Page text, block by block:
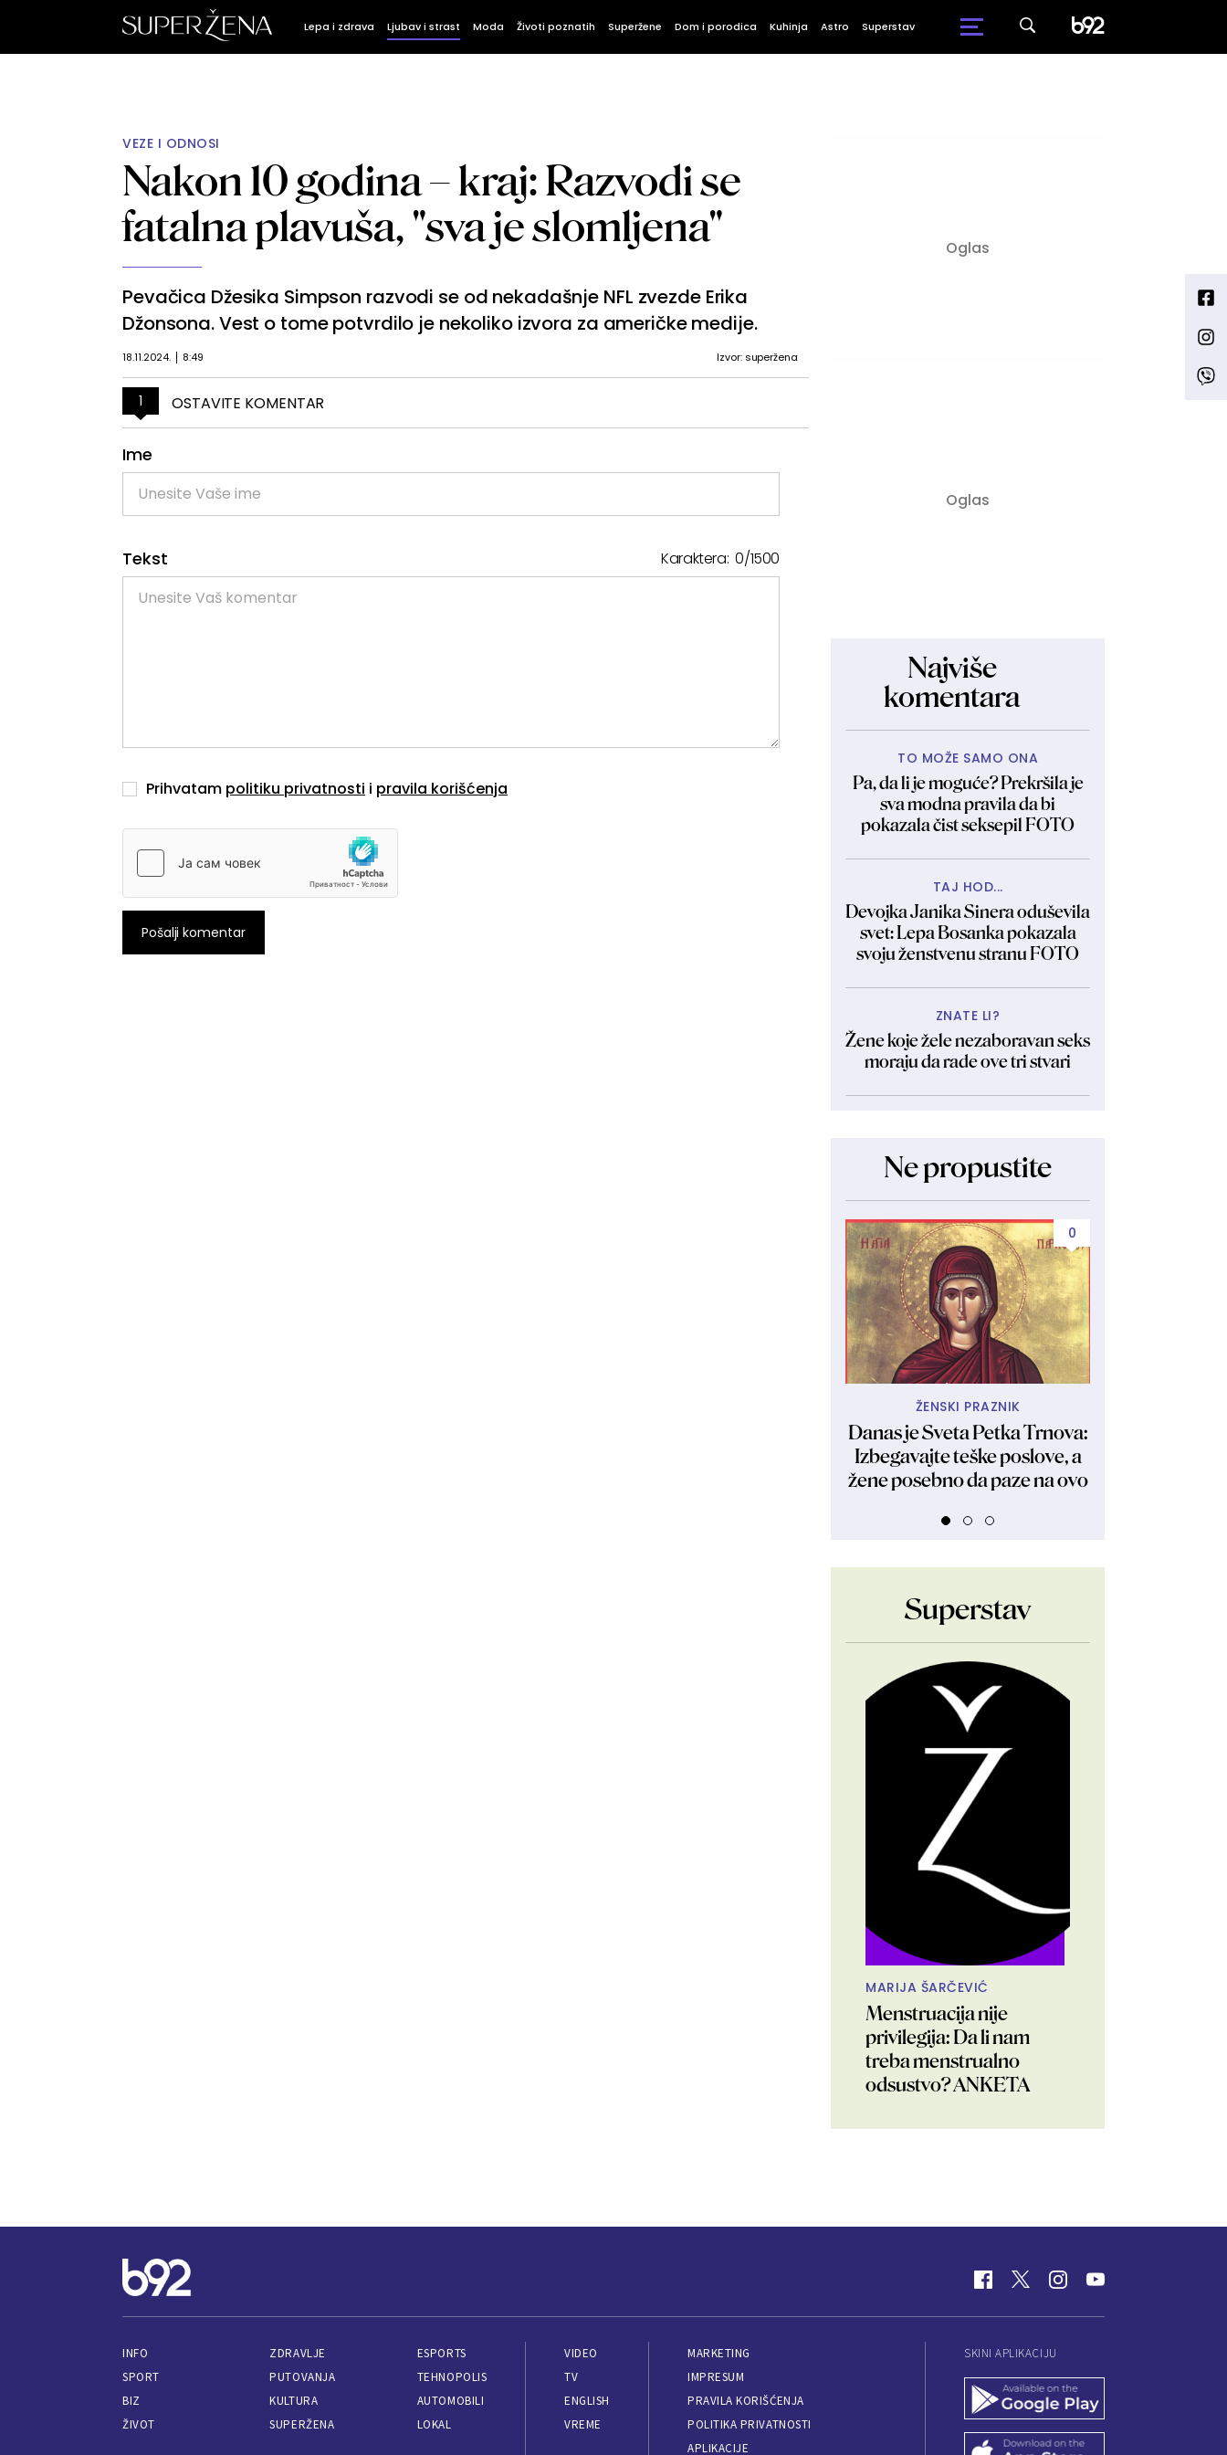
Lepa i zdrava Ljubav i strast Moda Životi poznatih Superžene Dom i porodica Kuhinja Astro Superstav
VEZE I ODNOSI
Nakon 10 godina – kraj: Razvodi se
fatalna plavuša, "sva je slomljena"
Pevačica Džesika Simpson razvodi se od nekadašnje NFL zvezde Erika
Džonsona. Vest o tome potvrdilo je nekoliko izvora za američke medije.
18.11.2024. 8:49 Izvor: superžena
1 OSTAVITE KOMENTAR
Ime
Tekst Karaktera:0/1500
Prihvatam politiku privatnosti i pravila korišćenja
Pošalji komentar
Najviše
komentara
TO MOŽE SAMO ONA
Pa, da li je moguće? Prekršila je
sva modna pravila da bi
pokazala čist seksepil FOTO
TAJ HOD...
Devojka Janika Sinera oduševila
svet: Lepa Bosanka pokazala
svoju ženstvenu stranu FOTO
ZNATE LI?
Žene koje žele nezaboravan seks
moraju da rade ove tri stvari
Ne propustite
0
ŽENSKI PRAZNIK
Danas je Sveta Petka Trnova:
Izbegavajte teške poslove, a
žene posebno da paze na ovo
Superstav
MARIJA ŠARČEVIĆ
Menstruacija nije
privilegija: Da li nam
treba menstrualno
odsustvo? ANKETA
INFO
SPORT
BIZ
ŽIVOT
ZDRAVLJE
PUTOVANJA
KULTURA
SUPERŽENA
ESPORTS
TEHNOPOLIS
AUTOMOBILI
LOKAL
VIDEO
TV
ENGLISH
VREME
MARKETING
IMPRESUM
PRAVILA KORIŠĆENJA
POLITIKA PRIVATNOSTI
APLIKACIJE
SKINI APLIKACIJU